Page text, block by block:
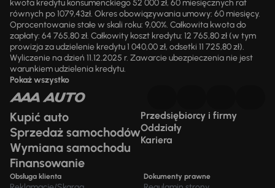
kwota kredytu konsumenckiego 52 000 zł, 60 miesięcznych rat
równych po 1079,43zł. Okres obowiązywania umowy: 60 miesięcy.
Oprocentowanie stałe w skali roku: 9,00%. Całkowita kwota do
zapłaty: 64 765,80 zł. Całkowity koszt kredytu: 12 765,80 zł (w tym
prowizja za udzielenie kredytu 1 040,00 zł, odsetki 11 725,80 zł).
Wyliczenie na dzień 11.12.2025 r. Zawarcie ubezpieczenia nie jest
warunkiem udzielenia kredytu.
Pokaż wszystko
Kupić auto
Sprzedaż samochodów
Wymiana samochodu
Finansowanie
Przedsiębiorcy i firmy
Oddziały
Kariera
Obsługa klienta Dokumenty prawne